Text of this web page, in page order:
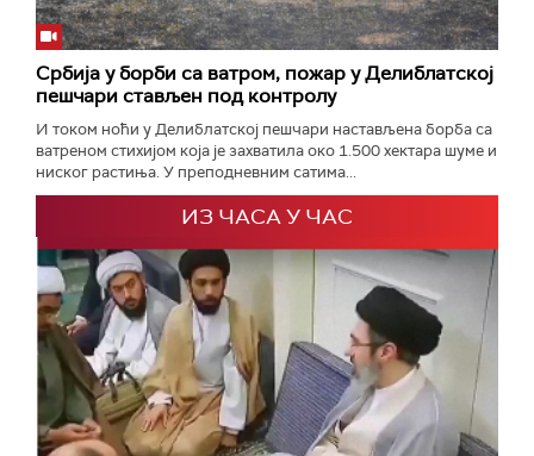
Србија у борби са ватром, пожар у Делиблатској
пешчари стављен под контролу
И током ноћи у Делиблатској пешчари настављена борба са
ватреном стихијом која је захватила око 1.500 хектара шуме и
ниског растиња. У преподневним сатима...
ИЗ ЧАСА У ЧАС